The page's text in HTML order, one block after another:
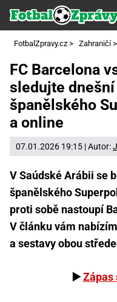
FotbalZpravy.cz > Zahraničí >
FC Barcelona
sledujte
španělského
a online
07.01.2026 19:15 | Autor:
V Saúdské Arábii se
španělského
proti sobě nastoupí
V článku vám
a sestavy obou
▶️Zápas